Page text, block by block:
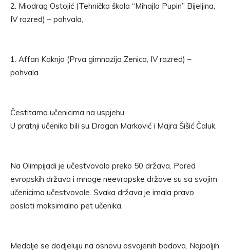
2. Miodrag Ostojić (Tehnička škola “Mihajlo Pupin” Bijeljina,
IV razred) – pohvala,
1. Affan Kaknjo (Prva gimnazija Zenica, IV razred) –
pohvala
Čestitamo učenicima na uspjehu.
U pratnji učenika bili su Dragan Marković i Majra Šišić Čaluk.
Na Olimpijadi je učestvovalo preko 50 država. Pored
evropskih država i mnoge neevropske države su sa svojim
učenicima učestvovale. Svaka država je imala pravo
poslati maksimalno pet učenika.
Medalje se dodjeluju na osnovu osvojenih bodova. Najboljih